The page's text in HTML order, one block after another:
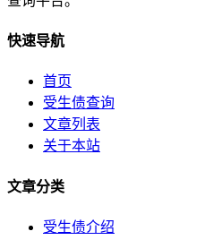
快速导航
首页
受生债查询
文章列表
关于本站
文章分类
受生债介绍